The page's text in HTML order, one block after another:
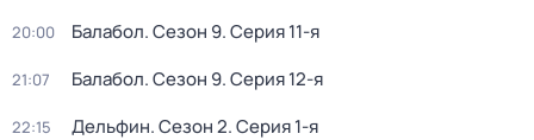
20:00 Балабол. Сезон 9. Серия 11-я
21:07 Балабол. Сезон 9. Серия 12-я
22:15 Дельфин. Сезон 2. Серия 1-я